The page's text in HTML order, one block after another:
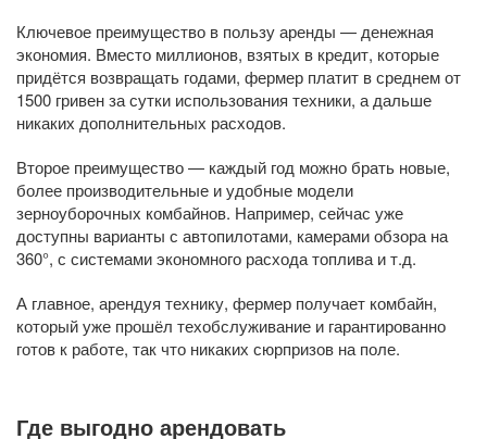
Ключевое преимущество в пользу аренды — денежная
экономия. Вместо миллионов, взятых в кредит, которые
придётся возвращать годами, фермер платит в среднем от
1500 гривен за сутки использования техники, а дальше
никаких дополнительных расходов.
Второе преимущество — каждый год можно брать новые,
более производительные и удобные модели
зерноуборочных комбайнов. Например, сейчас уже
доступны варианты с автопилотами, камерами обзора на
360°, с системами экономного расхода топлива и т.д.
А главное, арендуя технику, фермер получает комбайн,
который уже прошёл техобслуживание и гарантированно
готов к работе, так что никаких сюрпризов на поле.
Где выгодно арендовать